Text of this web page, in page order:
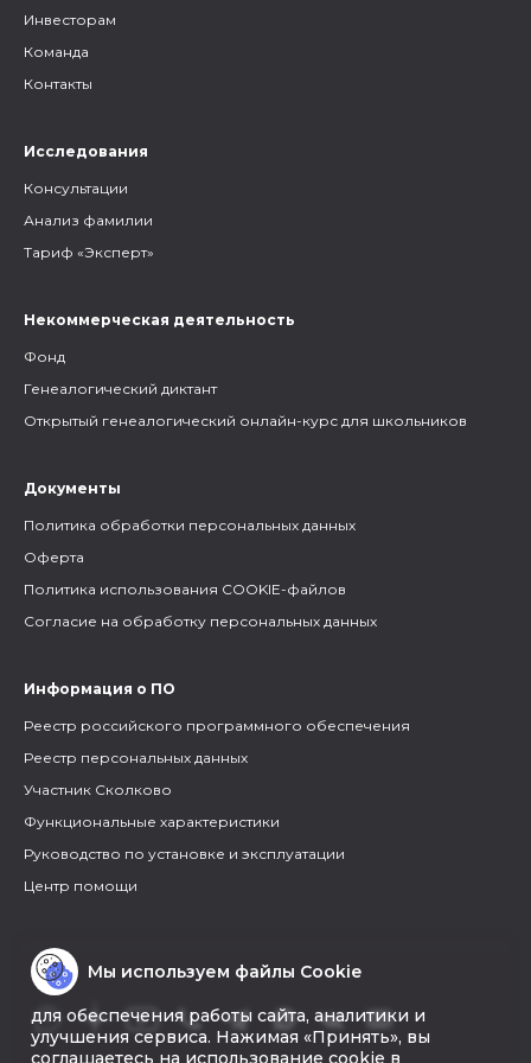
Инвесторам
Команда
Контакты
Исследования
Консультации
Анализ фамилии
Тариф «Эксперт»
Некоммерческая деятельность
Фонд
Генеалогический диктант
Открытый генеалогический онлайн-курс для школьников
Документы
Политика обработки персональных данных
Оферта
Политика использования COOKIE-файлов
Согласие на обработку персональных данных
Информация о ПО
Реестр российского программного обеспечения
Реестр персональных данных
Участник Сколково
Функциональные характеристики
Руководство по установке и эксплуатации
Центр помощи
Мы используем файлы Cookie
для обеспечения работы сайта, аналитики и
улучшения сервиса. Нажимая «Принять», вы
соглашаетесь на использование cookie в